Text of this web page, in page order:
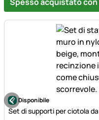
Spesso acquistato
Disponibile
Set di supporti per ciotola